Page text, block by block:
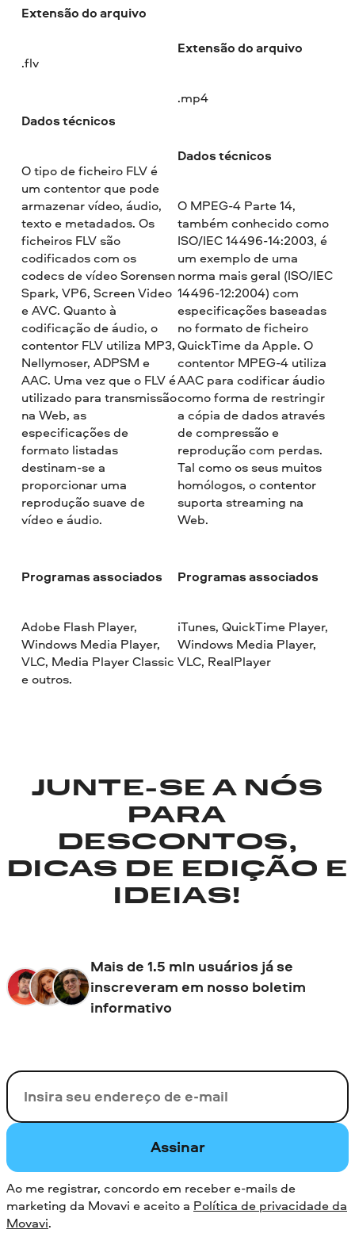
Extensão do arquivo
.flv
Dados técnicos
O tipo de ficheiro FLV é
um contentor que pode
armazenar vídeo, áudio,
texto e metadados. Os
ficheiros FLV são
codificados com os
codecs de vídeo Sorensen
Spark, VP6, Screen Video
e AVC. Quanto à
codificação de áudio, o
contentor FLV utiliza MP3,
Nellymoser, ADPSM e
AAC. Uma vez que o FLV é
utilizado para transmissão
na Web, as
especificações de
formato listadas
destinam-se a
proporcionar uma
reprodução suave de
vídeo e áudio.
Programas associados
Adobe Flash Player,
Windows Media Player,
VLC, Media Player Classic
e outros.
Extensão do arquivo
.mp4
Dados técnicos
O MPEG-4 Parte 14,
também conhecido como
ISO/IEC 14496-14:2003, é
um exemplo de uma
norma mais geral (ISO/IEC
14496-12:2004) com
especificações baseadas
no formato de ficheiro
QuickTime da Apple. O
contentor MPEG-4 utiliza
AAC para codificar áudio
como forma de restringir
a cópia de dados através
de compressão e
reprodução com perdas.
Tal como os seus muitos
homólogos, o contentor
suporta streaming na
Web.
Programas associados
iTunes, QuickTime Player,
Windows Media Player,
VLC, RealPlayer
JUNTE-SE A NÓS
PARA
DESCONTOS,
DICAS DE EDIÇÃO E
IDEIAS!
Mais de 1.5 mln usuários já se
inscreveram em nosso boletim
informativo
Seu e-mail
Assinar
Ao me registrar, concordo em receber e-mails de
marketing da Movavi e aceito a Política de privacidade da
Movavi.